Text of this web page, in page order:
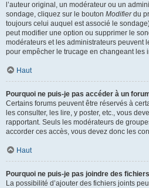
l’auteur original, un modérateur ou un
sondage, cliquez sur le bouton Modifierdu
toujours celui auquel est associé le
peut modifier une option ou supprimer le
modérateurs et les administrateurs peuvent
pour empêcher le trucage en changeant les
Haut
Pourquoi ne puis-je pas accéder à un
Certains forums peuvent être réservés à
les consulter, les lire, y poster, etc., vous
rapportant. Seuls les modérateurs de
accorder ces accès, vous devez donc les
Haut
Pourquoi ne puis-je pas joindre des
La possibilité d’ajouter des fichiers joints